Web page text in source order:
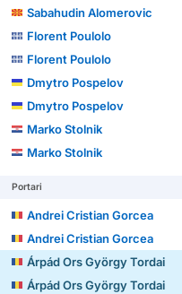
Sabahudin Alomeroviс
Florent Poulolo
Florent Poulolo
Dmytro Pospelov
Dmytro Pospelov
Marko Stolnik
Marko Stolnik
Portari
Andrei Cristian Gorcea
Andrei Cristian Gorcea
Árpád Ors György Tordai
Árpád Ors György Tordai